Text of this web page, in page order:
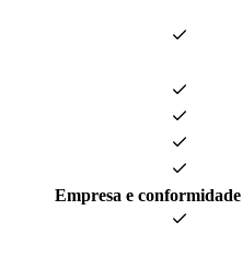
Empresa e conformidade